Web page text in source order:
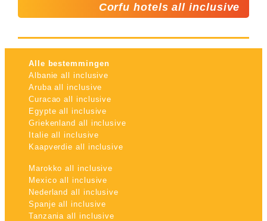
Corfu hotels all inclusive
Alle bestemmingen
Albanie all inclusive
Aruba all inclusive
Curacao all inclusive
Egypte all inclusive
Griekenland all inclusive
Italie all inclusive
Kaapverdie all inclusive
Marokko all inclusive
Mexico all inclusive
Nederland all inclusive
Spanje all inclusive
Tanzania all inclusive